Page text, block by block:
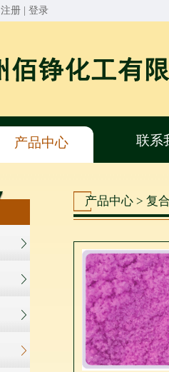
注册 登录
产品中心 联系
产品中心 > 复